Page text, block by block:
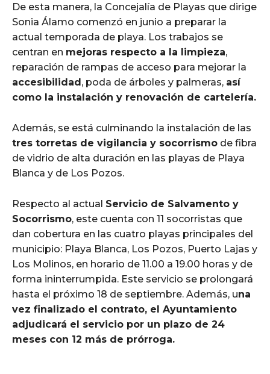
De esta manera, la Concejalía de Playas que dirige
Sonia Álamo comenzó en junio a preparar la
actual temporada de playa. Los trabajos se
centran en mejoras respecto a la limpieza,
reparación de rampas de acceso para mejorar la
accesibilidad, poda de árboles y palmeras, así
como la instalación y renovación de cartelería.
Además, se está culminando la instalación de las
tres torretas de vigilancia y socorrismo de fibra
de vidrio de alta duración en las playas de Playa
Blanca y de Los Pozos.
Respecto al actual Servicio de Salvamento y
Socorrismo, este cuenta con 11 socorristas que
dan cobertura en las cuatro playas principales del
municipio: Playa Blanca, Los Pozos, Puerto Lajas y
Los Molinos, en horario de 11.00 a 19.00 horas y de
forma ininterrumpida. Este servicio se prolongará
hasta el próximo 18 de septiembre. Además, una
vez finalizado el contrato, el Ayuntamiento
adjudicará el servicio por un plazo de 24
meses con 12 más de prórroga.